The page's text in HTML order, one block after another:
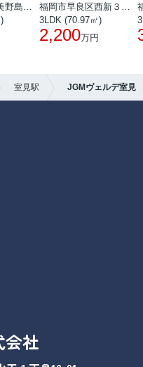
3LDK (70.97㎡)
2,200万円
室見駅 JGMヴェルデ室見
社